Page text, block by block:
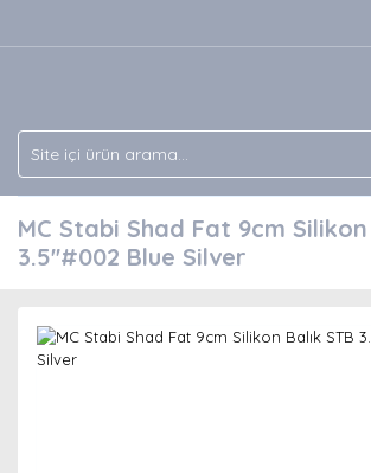
MC Stabi Shad Fat 9cm Silikon
3.5''#002 Blue Silver